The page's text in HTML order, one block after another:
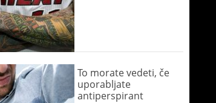
To morate vedeti, če
uporabljate
antiperspirant